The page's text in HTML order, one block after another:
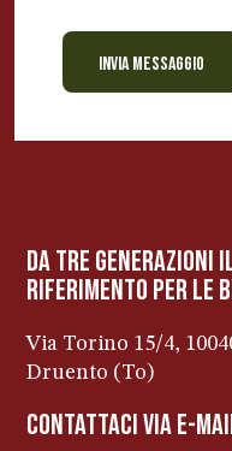
INVIA MESSAGGIO
da tre generazioni
riferimento per le
Via Torino 15/4,
Druento (To)
contattaci via e-